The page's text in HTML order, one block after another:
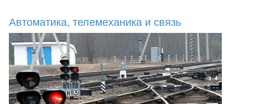
Автоматика, телемеханика и связь